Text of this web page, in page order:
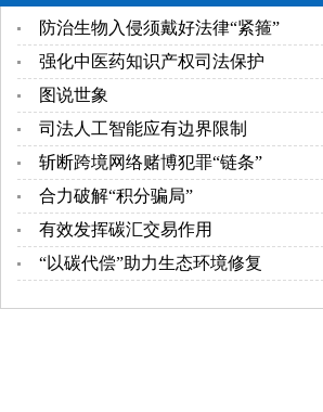
防治生物入侵须戴好法律“紧箍”
强化中医药知识产权司法保护
图说世象
司法人工智能应有边界限制
斩断跨境网络赌博犯罪“链条”
合力破解“积分骗局”
有效发挥碳汇交易作用
“以碳代偿”助力生态环境修复